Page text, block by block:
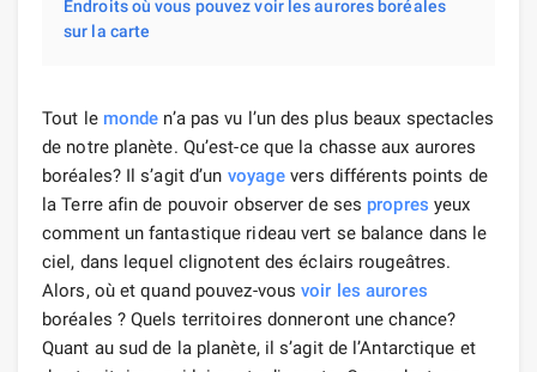
Endroits où vous pouvez voir les aurores boréales
sur la carte
Tout le monde n’a pas vu l’un des plus beaux spectacles
de notre planète. Qu’est-ce que la chasse aux aurores
boréales? Il s’agit d’un voyage vers différents points de
la Terre afin de pouvoir observer de ses propres yeux
comment un fantastique rideau vert se balance dans le
ciel, dans lequel clignotent des éclairs rougeâtres.
Alors, où et quand pouvez-vousvoir les aurores
boréales ? Quels territoires donneront une chance?
Quant au sud de la planète, il s’agit de l’Antarctique et